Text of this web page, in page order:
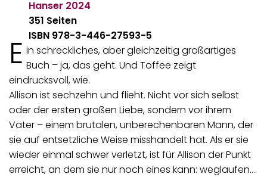
Hanser 2024
351 Seiten
ISBN 978-3-446-27593-5
E in schreckliches, aber gleichzeitig großartiges
Buch – ja, das geht. Und Toffee zeigt
eindrucksvoll, wie.
Allison ist sechzehn und flieht. Nicht vor sich selbst
oder der ersten großen Liebe, sondern vor ihrem
Vater – einem brutalen, unberechenbaren Mann, der
sie auf entsetzliche Weise misshandelt hat. Als er sie
wieder einmal schwer verletzt, ist für Allison der Punkt
erreicht, an dem sie nur noch eines kann: weglaufen.…